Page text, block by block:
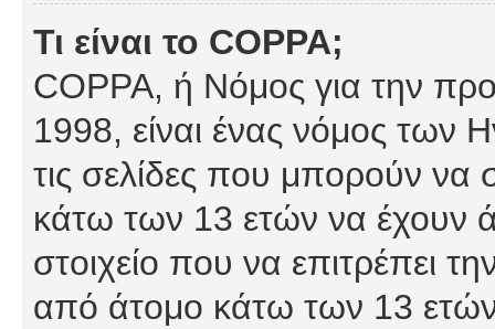
Τι είναι το COPPA;
COPPA, ή Νόμος για την
1998, είναι ένας νόμος των
τις σελίδες που μπορούν να
κάτω των 13 ετών να έχουν
στοιχείο που να επιτρέπει
από άτομο κάτω των 13